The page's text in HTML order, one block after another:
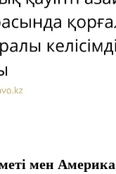
мен